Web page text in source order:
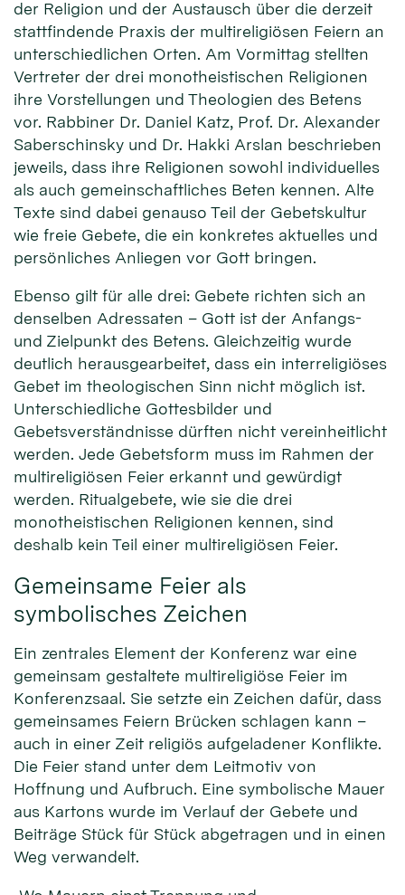
der Religion und der Austausch über die derzeit
stattfindende Praxis der multireligiösen Feiern an
unterschiedlichen Orten. Am Vormittag stellten
Vertreter der drei monotheistischen Religionen
ihre Vorstellungen und Theologien des Betens
vor. Rabbiner Dr. Daniel Katz, Prof. Dr. Alexander
Saberschinsky und Dr. Hakki Arslan beschrieben
jeweils, dass ihre Religionen sowohl individuelles
als auch gemeinschaftliches Beten kennen. Alte
Texte sind dabei genauso Teil der Gebetskultur
wie freie Gebete, die ein konkretes aktuelles und
persönliches Anliegen vor Gott bringen.
Ebenso gilt für alle drei: Gebete richten sich an
denselben Adressaten – Gott ist der Anfangs-
und Zielpunkt des Betens. Gleichzeitig wurde
deutlich herausgearbeitet, dass ein interreligiöses
Gebet im theologischen Sinn nicht möglich ist.
Unterschiedliche Gottesbilder und
Gebetsverständnisse dürften nicht vereinheitlicht
werden. Jede Gebetsform muss im Rahmen der
multireligiösen Feier erkannt und gewürdigt
werden. Ritualgebete, wie sie die drei
monotheistischen Religionen kennen, sind
deshalb kein Teil einer multireligiösen Feier.
Gemeinsame Feier als
symbolisches Zeichen
Ein zentrales Element der Konferenz war eine
gemeinsam gestaltete multireligiöse Feier im
Konferenzsaal. Sie setzte ein Zeichen dafür, dass
gemeinsames Feiern Brücken schlagen kann –
auch in einer Zeit religiös aufgeladener Konflikte.
Die Feier stand unter dem Leitmotiv von
Hoffnung und Aufbruch. Eine symbolische Mauer
aus Kartons wurde im Verlauf der Gebete und
Beiträge Stück für Stück abgetragen und in einen
Weg verwandelt.